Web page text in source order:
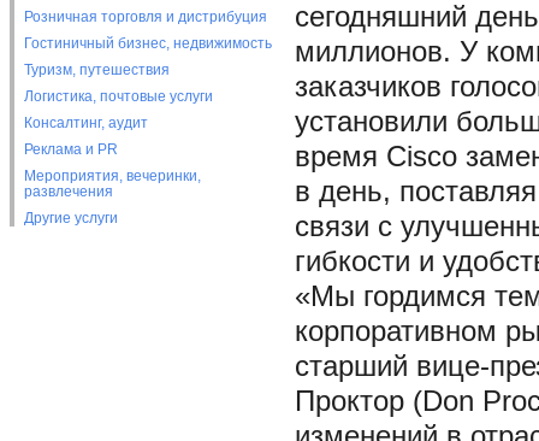
Розничная торговля и дистрибуция
Гостиничный бизнес, недвижимость
Туризм, путешествия
Логистика, почтовые услуги
Консалтинг, аудит
Реклама и PR
Мероприятия, вечеринки,
развлечения
Другие услуги
сегодняшний
миллионов. У
заказчиков
установили
время Cisco
в день,
связи с
гибкости и
«Мы гордимся
корпоративном
старший вице-
Проктор (Don